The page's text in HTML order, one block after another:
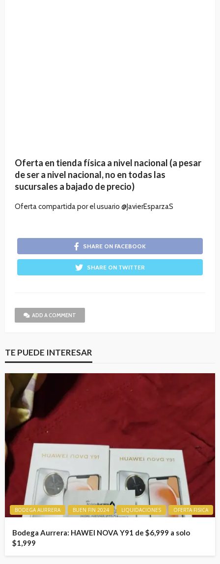
Oferta en tienda física a nivel nacional (a pesar
de ser a nivel nacional, no en todas las
sucursales a bajado de precio)
Oferta compartida por el usuario @JavierEsparzaS
SHARE ON FACEBOOK
SHARE ON TWITTER
ADD A COMMENT
TE PUEDE INTERESAR
BODEGA AURRERA BUEN FIN 2024 LIQUIDACIONES OFERTA FISICA
Bodega Aurrera: HAWEI NOVA Y91 de $6,999 a solo
$1,999